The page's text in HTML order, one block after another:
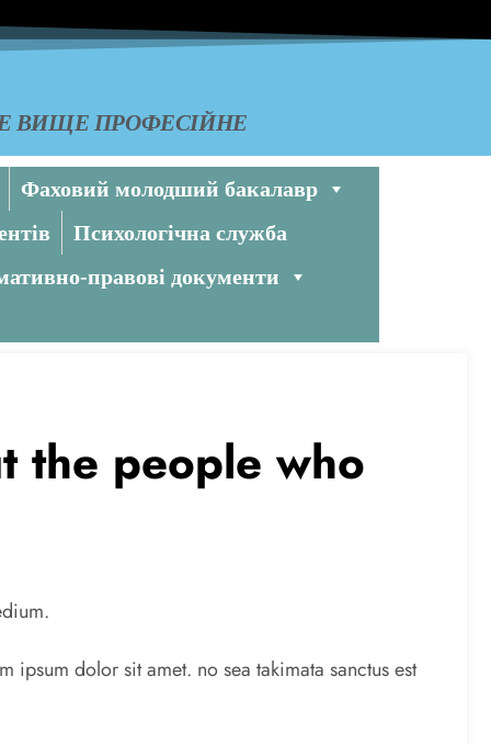
ВИЩЕ ПРОФЕСІЙНЕ
Фаховий молодший бакалавр
Психологічна служба
правові документи
the people who
ipsum dolor sit amet. no sea takimata sanctus est